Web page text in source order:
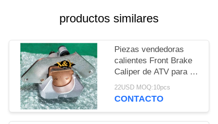
DEL
SITIO
PRIVACY
POLICY
productos similares
Piezas vendedoras
calientes Front Brake
Caliper de ATV para el
ranchero TRX420
/500/680 de HONDA
22USD MOQ:10pcs
CONTACTO